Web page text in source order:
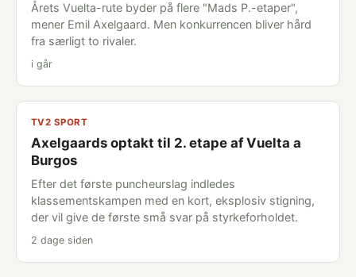
Årets Vuelta-rute byder på flere "Mads P.-etaper",
mener Emil Axelgaard. Men konkurrencen bliver hård
fra særligt to rivaler.
i går
TV2 SPORT
Axelgaards optakt til 2. etape af Vuelta a
Burgos
Efter det første puncheurslag indledes
klassementskampen med en kort, eksplosiv stigning,
der vil give de første små svar på styrkeforholdet.
2 dage siden